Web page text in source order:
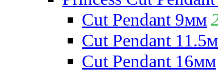
Cut Pendant 9мм
Cut Pendant
Cut Pendant 16мм